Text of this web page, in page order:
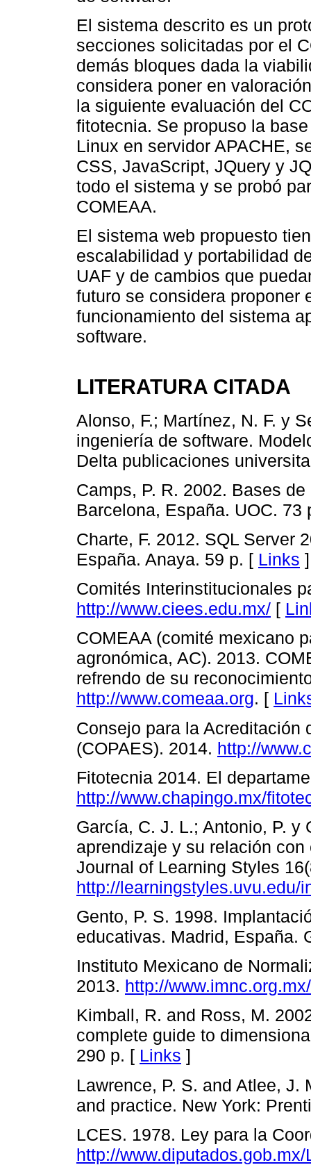
El sistema descrito es un
secciones solicitadas por el
demás bloques dada la
considera poner en
la siguiente evaluación del
fitotecnia. Se propuso la
Linux en servidor APACHE,
CSS, JavaScript, JQuery y
todo el sistema y se probó
COMEAA.
El sistema web propuesto
escalabilidad y portabilidad
UAF y de cambios que
futuro se considera proponer
funcionamiento del sistema
software.
LITERATURA CITADA
Alonso, F.; Martínez, N. F. y
ingeniería de software.
Delta publicaciones
Camps, P. R. 2002. Bases
Barcelona, España. UOC. 73
Charte, F. 2012. SQL Server
España. Anaya. 59 p. [ Links ]
Comités Interinstitucionales
http://www.ciees.edu.mx/ [
COMEAA (comité mexicano
agronómica, AC). 2013.
refrendo de su
http://www.comeaa.org. [
Consejo para la Acreditación
(COPAES). 2014. http://
Fitotecnia 2014. El
http://www.chapingo.mx/
García, C. J. L.; Antonio, P. y
aprendizaje y su relación
Journal of Learning Styles
http://learningstyles.uvu.edu/
Gento, P. S. 1998.
educativas. Madrid, España.
Instituto Mexicano de
2013. http://www.imnc.org.mx/
Kimball, R. and Ross, M.
complete guide to
290 p. [ Links ]
Lawrence, P. S. and Atlee, J.
and practice. New York:
LCES. 1978. Ley para la
http://